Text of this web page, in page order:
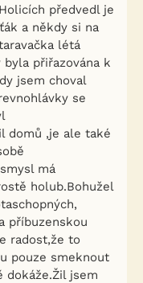
předvedl je
a někdy si na
létá
přiřazována k
jsem choval
se
domů ,je ale také
má
holub.Bohužel
příbuzenskou
radost,že to
pouze smeknout
dokáže.Žil jsem